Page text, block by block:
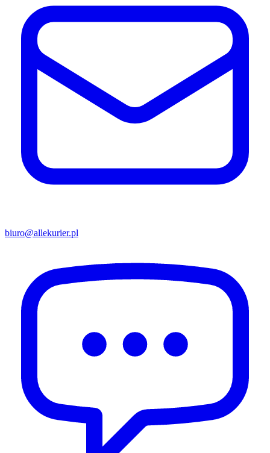
biuro@allekurier.pl